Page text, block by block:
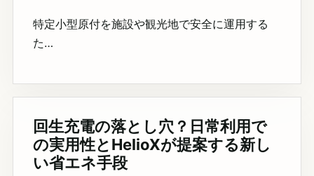
特定小型原付を施設や観光地で安全に運用する
た…
回生充電の落とし穴？日常利用で
の実用性とHelioXが提案する新し
い省エネ手段